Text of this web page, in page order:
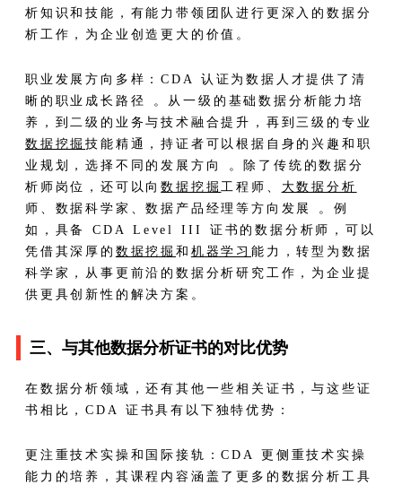
析知识和技能，有能力带领团队进行更深入的数据分
析工作，为企业创造更大的价值。​
职业发展方向多样：CDA 认证为数据人才提供了清
晰的职业成长路径 。从一级的基础数据分析能力培
养，到二级的业务与技术融合提升，再到三级的专业
数据挖掘技能精通，持证者可以根据自身的兴趣和职
业规划，选择不同的发展方向 。除了传统的数据分
析师岗位，还可以向数据挖掘工程师、 大数据分析
师、数据科学家、数据产品经理等方向发展 。例
如，具备 CDA Level III 证书的数据分析师，可以
凭借其深厚的 数据挖掘和 机器学习能力，转型为数据
科学家，从事更前沿的数据分析研究工作，为企业提
供更具创新性的解决方案。​
三、与其他数据分析证书的对比优势​
在数据分析领域，还有其他一些相关证书，与这些证
书相比，CDA 证书具有以下独特优势：​
更注重技术实操和国际接轨：CDA 更侧重技术实操
能力的培养，其课程内容涵盖了更多的数据分析工具